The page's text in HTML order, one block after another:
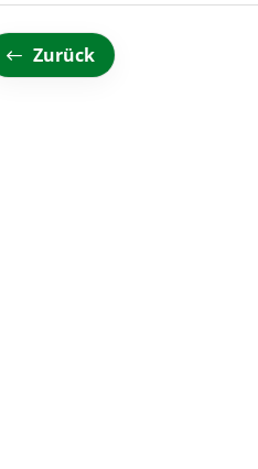
Zurück